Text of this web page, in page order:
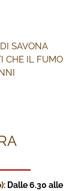
SAVONA
CHE IL FUMO
Dalle 6.30 alle